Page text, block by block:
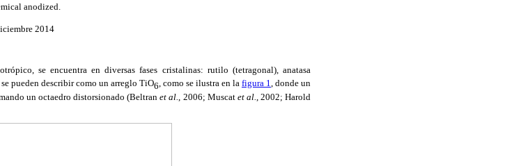
anodized.
2014
se encuentra en diversas fases cristalinas: rutilo (tetragonal), anatasa
pueden describir como un arreglo TiO6, como se ilustra en la figura 1, donde un
un octaedro distorsionado (Beltranet al., 2006; Muscat et al., 2002; Harold